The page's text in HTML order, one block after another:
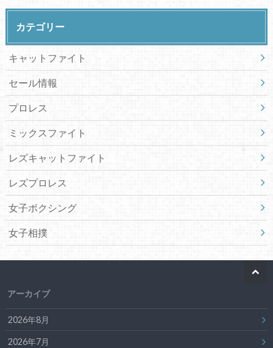
カテゴリー
キャットファイト
セール情報
プロレス
ミックスファイト
レズキャットファイト
レズプロレス
女子ボクシング
女子相撲
アーカイブ
2026年8月
2026年7月